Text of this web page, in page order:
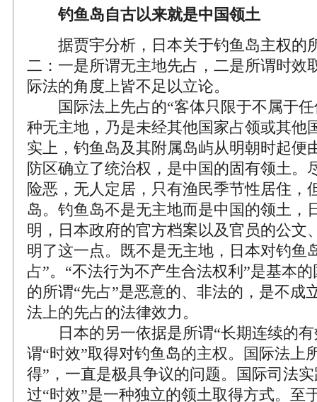
钓鱼岛自古以来就是中国领土
据贾宇分析，日本关于钓鱼岛主权的
二：一是所谓无主地先占，二是所谓时效
际法的角度上皆不足以立论。
国际法上先占的“客体只限于不属于任
种无主地，乃是未经其他国家占领或其他
实上，钓鱼岛及其附属岛屿从明朝时起便
防区确立了统治权，是中国的固有领土。
险恶，无人定居，只有渔民季节性居住，
岛。钓鱼岛不是无主地而是中国的领土，
明，日本政府的官方档案以及官员的公文
明了这一点。既不是无主地，日本对钓鱼
占”。“不法行为不产生合法权利”是基本
的所谓“先占”是恶意的、非法的，是不成
法上的先占的法律效力。
日本的另一依据是所谓“长期连续的有
谓“时效”取得对钓鱼岛的主权。国际法上
得”，一直是极具争议的问题。国际司法
过“时效”是一种独立的领土取得方式。至